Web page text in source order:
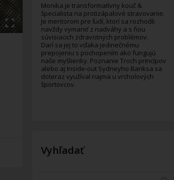
Monika je transformatívny kouč &
špecialista na protizápalové stravovanie.
Je mentorom pre ľudí, ktorí sa rozhodli
navždy vymaniť z nadváhy a s ňou
súvisiacich zdravotných problémov.
Darí sa jej to vďaka jedinečnému
prepojeniu s pochopením ako fungujú
naše myšlienky. Poznanie Troch princípov
alebo aj Inside-out Sydneyho Banksa sa
doteraz využíval najmä u vrcholových
športovcov.
Vyhľadať